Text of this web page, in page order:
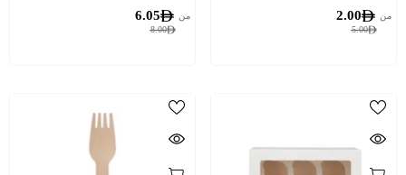
5.00
من 2.00
8.00
من 6.05